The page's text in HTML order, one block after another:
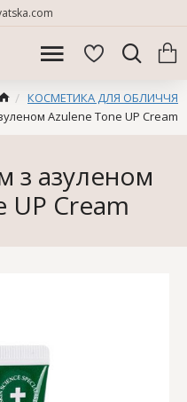
КОСМЕТИКА ДЛЯ ОБЛИЧЧЯ
Azulene Tone UP Cream
з азуленом
UP Cream